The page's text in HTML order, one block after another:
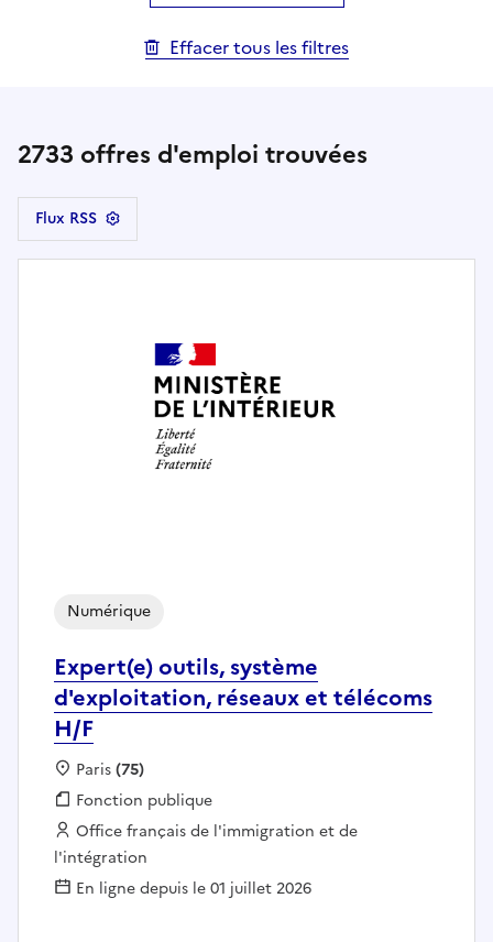
Effacer tous les filtres
2733 offres d'emploi trouvées
Flux RSS
Expert(e) outils, système
d'exploitation, réseaux et télécoms
H/F
Numérique
Localisation :
Paris(75)
Fonction publique :
Fonction publique
Employeur :
Office français de l'immigration et de
l'intégration
En ligne depuis le 01 juillet 2026